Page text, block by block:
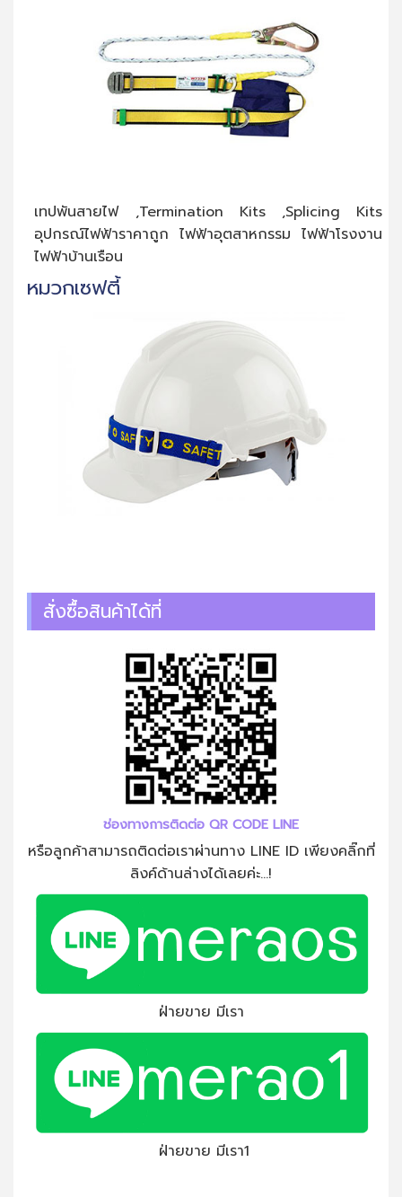
เทปพันสายไฟ ,Termination Kits ,Splicing Kits
อุปกรณ์ไฟฟ้าราคาถูก ไฟฟ้าอุตสาหกรรม ไฟฟ้าโรงงาน
ไฟฟ้าบ้านเรือน
หมวกเซฟตี้
สั่งซื้อสินค้าได้ที่
ช่องทางการติดต่อ QR CODE LINE
หรือลูกค้าสามารถติดต่อเราผ่านทาง LINE ID เพียงคลิ๊กที่
ลิงค์ด้านล่างได้เลยค่ะ...!
ฝ่ายขาย มีเรา
ฝ่ายขาย มีเรา1